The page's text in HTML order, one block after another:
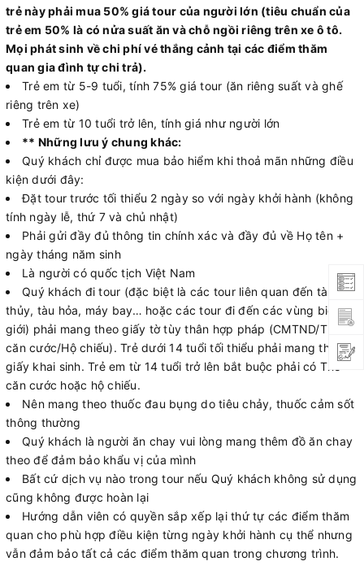
trẻ này phải mua 50% giá tour của người lớn (tiêu chuẩn của
trẻ em 50% là có nửa suất ăn và chỗ ngồi riêng trên xe ô tô.
Mọi phát sinh về chi phí vé thắng cảnh tại các điểm thăm
quan gia đình tự chi trả).
Trẻ em từ 5-9 tuổi, tính 75% giá tour (ăn riêng suất và ghế
riêng trên xe)
Trẻ em từ 10 tuổi trở lên, tính giá như người lớn
** Những lưu ý chung khác:
Quý khách chỉ được mua bảo hiểm khi thoả mãn những điều
kiện dưới đây:
Đặt tour trước tối thiểu 2 ngày so với ngày khởi hành (không
tính ngày lễ, thứ 7 và chủ nhật)
Phải gửi đầy đủ thông tin chính xác và đầy đủ về Họ tên +
ngày tháng năm sinh
Là người có quốc tịch Việt Nam
Quý khách đi tour (đặc biệt là các tour liên quan đến tàu
thủy, tàu hỏa, máy bay… hoặc các tour đi đến các vùng biên
giới) phải mang theo giấy tờ tùy thân hợp pháp (CMTND/Thẻ
căn cước/Hộ chiếu). Trẻ dưới 14 tuổi tối thiểu phải mang theo
giấy khai sinh. Trẻ em từ 14 tuổi trở lên bắt buộc phải có Thẻ
căn cước hoặc hộ chiếu.
Nên mang theo thuốc đau bụng do tiêu chảy, thuốc cảm sốt
thông thường
Quý khách là người ăn chay vui lòng mang thêm đồ ăn chay
theo để đảm bảo khẩu vị của mình
Bất cứ dịch vụ nào trong tour nếu Quý khách không sử dụng
cũng không được hoàn lại
Hướng dẫn viên có quyền sắp xếp lại thứ tự các điểm thăm
quan cho phù hợp điều kiện từng ngày khởi hành cụ thể nhưng
vẫn đảm bảo tất cả các điểm thăm quan trong chương trình.